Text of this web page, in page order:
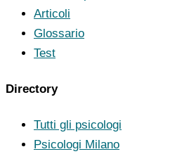
Articoli
Glossario
Test
Directory
Tutti gli psicologi
Psicologi Milano